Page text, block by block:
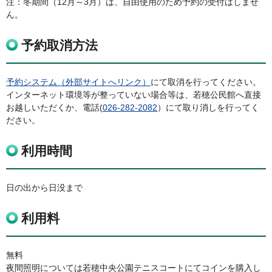
ん。
予約取消方法
予約システム（外部サイトへリンク） にて取消を行ってください。
インターネット環境等が整っていない場合等は、若穂公民館へ直接
お越しいただくか、電話(026-282-2082）にて取り消しを行ってく
ださい。
利用時間
日の出から日没まで
利用料
無料
夜間照明については若穂中央公園テニスコートにてコインを購入し